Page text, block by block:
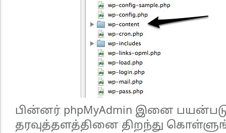
பின்னர் phpMyAdmin இனை
தரவுத்தளத்தினை திறந்து